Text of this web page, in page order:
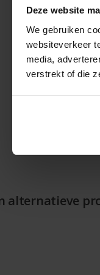
Deze website
We gebruiken
websiteverkeer
media,
verstrekt of die
alternatieve